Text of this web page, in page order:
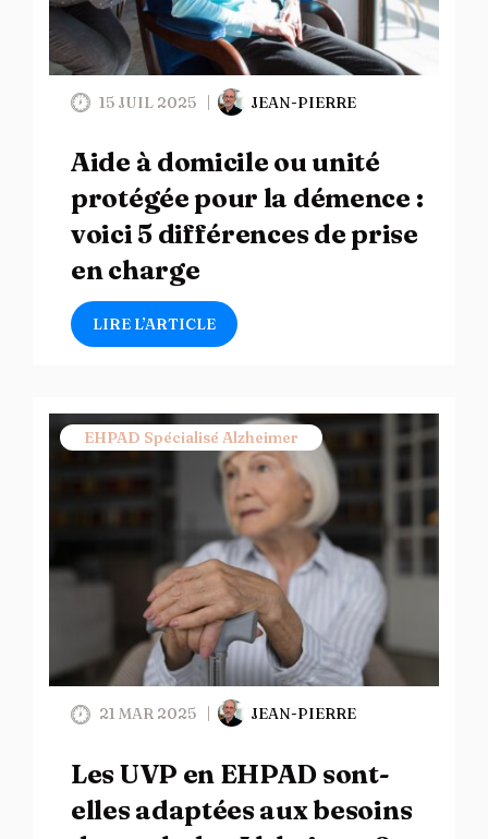
15 JUIL 2025 JEAN-PIERRE
Aide à domicile ou unité
protégée pour la démence :
voici 5 différences de prise
en charge
LIRE L’ARTICLE
EHPAD Spécialisé Alzheimer
21 MAR 2025 JEAN-PIERRE
Les UVP en EHPAD sont-
elles adaptées aux besoins